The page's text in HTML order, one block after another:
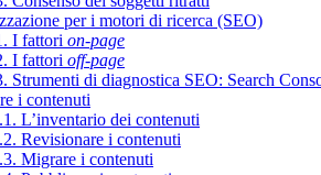
per i motori di ricerca (SEO)
I fattori on-page
I fattori off-page
Strumenti di diagnostica SEO: Search
i contenuti
L’inventario dei contenuti
Revisionare i contenuti
Migrare i contenuti